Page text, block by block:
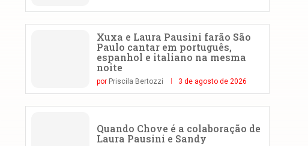
Xuxa e Laura Pausini farão São
Paulo cantar em português,
espanhol e italiano na mesma
noite
por Priscila Bertozzi 3 de agosto de 2026
Quando Chove é a colaboração de
Laura Pausini e Sandy